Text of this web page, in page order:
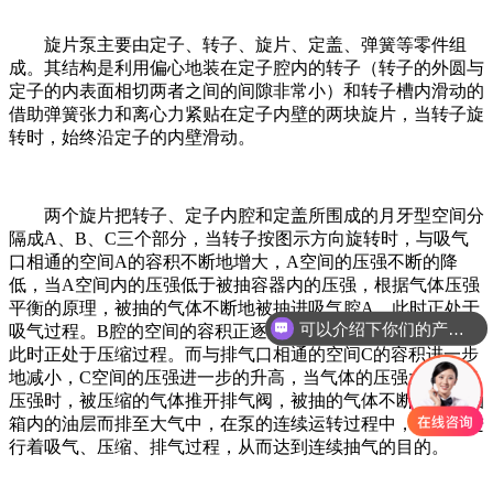
旋片泵主要由定子、转子、旋片、定盖、弹簧等零件组
成。其结构是利用偏心地装在定子腔内的转子（转子的外圆与
定子的内表面相切两者之间的间隙非常小）和转子槽内滑动的
借助弹簧张力和离心力紧贴在定子内壁的两块旋片，当转子旋
转时，始终沿定子的内壁滑动。
两个旋片把转子、定子内腔和定盖所围成的月牙型空间分
隔成A、B、C三个部分，当转子按图示方向旋转时，与吸气
口相通的空间A的容积不断地增大，A空间的压强不断的降
低，当A空间内的压强低于被抽容器内的压强，根据气体压强
平衡的原理，被抽的气体不断地被抽进吸气腔A，此时正处于
吸气过程。B腔的空间的容积正逐渐减小，压力不断地增大，
此时正处于压缩过程。而与排气口相通的空间C的容积进一步
地减小，C空间的压强进一步的升高，当气体的压强大于排气
压强时，被压缩的气体推开排气阀，被抽的气体不断地穿过油
箱内的油层而排至大气中，在泵的连续运转过程中，不断地进
行着吸气、压缩、排气过程，从而达到连续抽气的目的。
可以介绍下你们的产品么？